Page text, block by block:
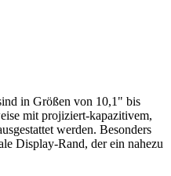
in Größen von 10,1" bis
mit projiziert-kapazitivem,
werden. Besonders
Display-Rand, der ein nahezu